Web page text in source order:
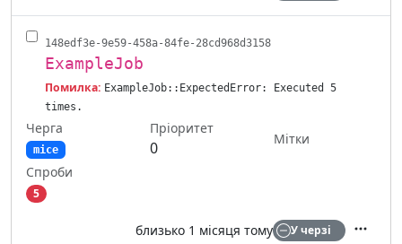
148edf3e-9e59-458a-84fe-28cd968d3158
ExampleJob
Помилка: ExampleJob::ExpectedError: Executed 5
times.
Черга
mice
Пріоритет
0
Мітки
Спроби
5
близько 1 місяця тому У черзі